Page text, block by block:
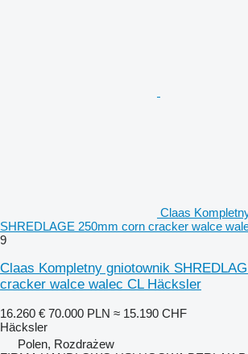
Claas
SHREDLAGE 250mm corn cracker walce
9
Claas Kompletny gniotownik
cracker walce walec CL Häcksler
16.260 € 70.000 PLN ≈ 15.190 CHF
Häcksler
Polen, Rozdrażew